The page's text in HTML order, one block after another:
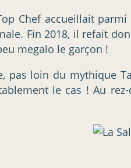
Chef accueillait parmi
Fin 2018, il refait
megalo le garçon !
pas loin du mythique
le cas ! Au